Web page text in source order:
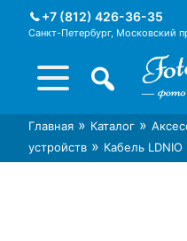
+7 (812) 426-36-35
Санкт-Петербург, Московский
Foto-
Главная » Каталог »
устройств » Кабель